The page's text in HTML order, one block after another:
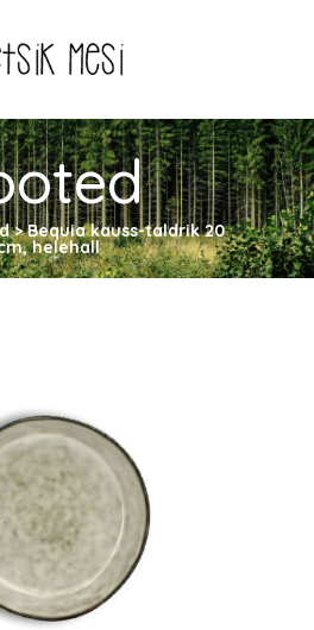
>Bequia kauss-taldrik 20
helehall